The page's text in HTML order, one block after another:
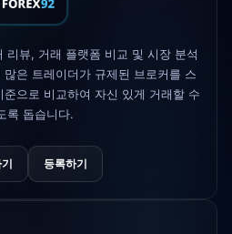
제 라이선스 상실 3d
속도 24시간으로 단축 4d
리뷰, 거래 플랫폼 비교 및 시장 분석
은 트레이더가 규제된 브로커를 스
으로 비교하여 자신 있게 거래할 수
록 돕습니다.
등록하기